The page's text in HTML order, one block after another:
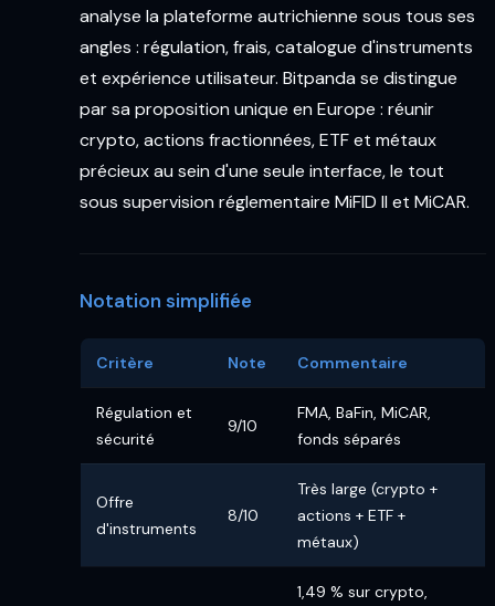
analyse la plateforme autrichienne sous tous ses
angles : régulation, frais, catalogue d'instruments
et expérience utilisateur. Bitpanda se distingue
par sa proposition unique en Europe : réunir
crypto, actions fractionnées, ETF et métaux
précieux au sein d'une seule interface, le tout
sous supervision réglementaire MiFID II et MiCAR.
Notation simplifiée
Critère Note Commentaire
Régulation et
sécurité
9/10
FMA, BaFin, MiCAR,
fonds séparés
Offre
d'instruments
8/10
Très large (crypto +
actions + ETF +
métaux)
1,49 % sur crypto,